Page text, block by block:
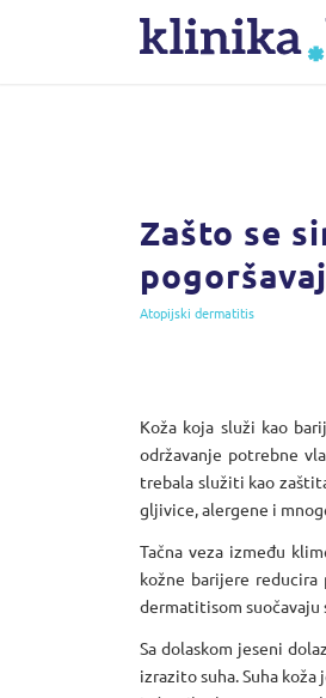
Zašto se
Atopijski dermatitis
Koža koja služi kao
održavanje potrebne
trebala služiti kao
gljivice, alergene i
Tačna veza između
kožne barijere reducira
dermatitisom suočavaju
Sa dolaskom jeseni
izrazito suha. Suha